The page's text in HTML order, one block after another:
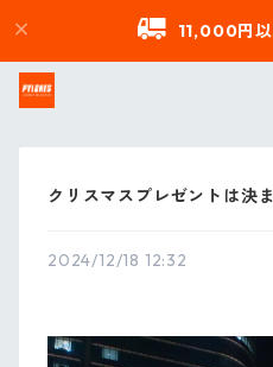
11,000円以
クリスマスプレゼントは決
2024/12/18 12:32